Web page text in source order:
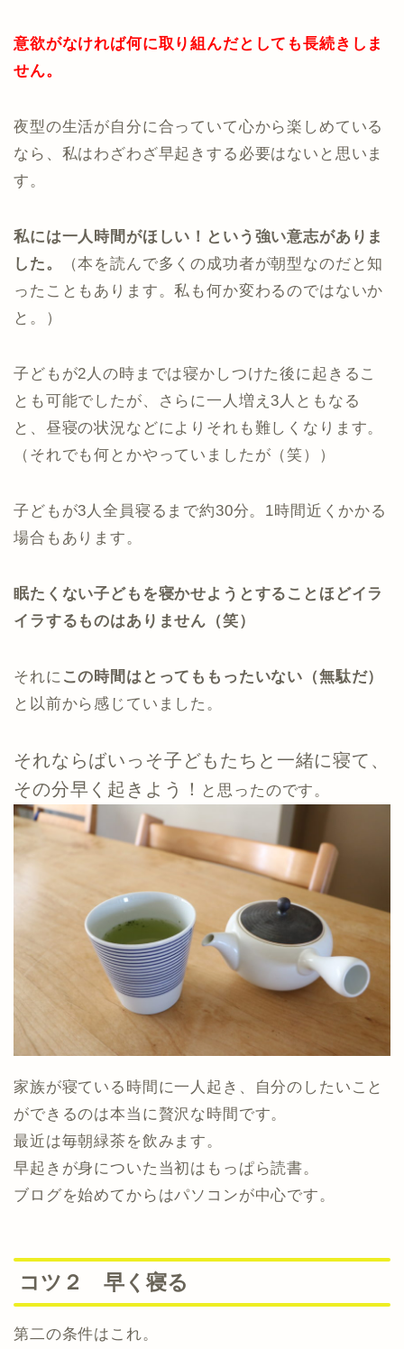
意欲がなければ何に取り組んだとしても長続きしま
せん。
夜型の生活が自分に合っていて心から楽しめている
なら、私はわざわざ早起きする必要はないと思いま
す。
私には一人時間がほしい！という強い意志がありま
した。
（本を読んで多くの成功者が朝型なのだと知
ったこともあります。私も何か変わるのではないか
と。）
子どもが2人の時までは寝かしつけた後に起きるこ
とも可能でしたが、さらに一人増え3人ともなる
と、昼寝の状況などによりそれも難しくなります。
（それでも何とかやっていましたが（笑））
子どもが3人全員寝るまで約30分。1時間近くかかる
場合もあります。
眠たくない子どもを寝かせようとすることほどイラ
イラするものはありません（笑）
それに この時間はとってももったいない（無駄だ）
と以前から感じていました。
それならばいっそ子どもたちと一緒に寝て、
その分早く起きよう！
と思ったのです。
家族が寝ている時間に一人起き、自分のしたいこと
ができるのは本当に贅沢な時間です。
最近は毎朝緑茶を飲みます。
早起きが身についた当初はもっぱら読書。
ブログを始めてからはパソコンが中心です。
コツ２ 早く寝る
第二の条件はこれ。